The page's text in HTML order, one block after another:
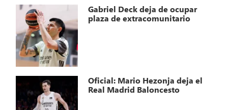
Gabriel Deck deja de ocupar
plaza de extracomunitario
Oficial: Mario Hezonja deja el
Real Madrid Baloncesto